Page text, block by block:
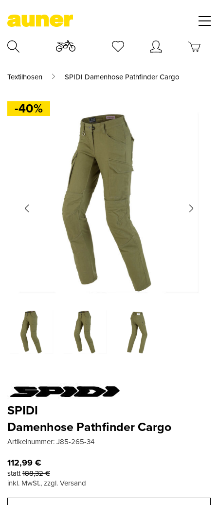
Textilhosen SPIDI Damenhose Pathfinder Cargo
-40%
SPIDI
Damenhose Pathfinder Cargo
Artikelnummer:J85-265-34
112,99€
statt188,32€
inkl. MwSt., zzgl. Versand